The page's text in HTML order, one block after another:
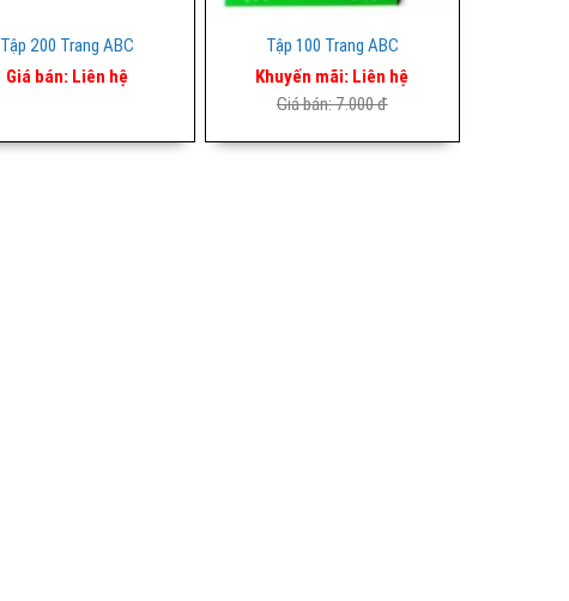
Tập 200 Trang ABC
Giá bán: Liên hệ
Tập 100 Trang ABC
Khuyến mãi: Liên hệ
Giá bán:7.000 đ